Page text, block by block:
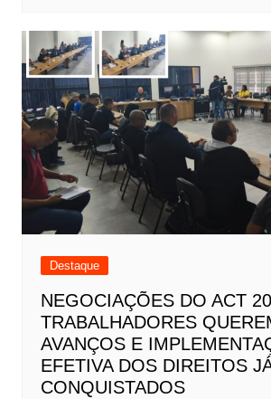
Destaque
NEGOCIAÇÕES DO ACT
TRABALHADORES
AVANÇOS E
EFETIVA DOS DIREITOS
CONQUISTADOS